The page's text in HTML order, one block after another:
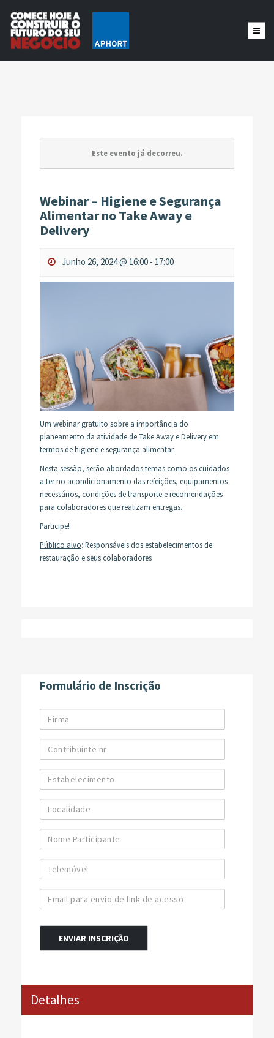
Este evento já decorreu.
Webinar – Higiene e Segurança
Alimentar no Take Away e
Delivery
Junho 26, 2024 @ 16:00 - 17:00
Um webinar gratuito sobre a importância do
planeamento da atividade de Take Away e Delivery em
termos de higiene e segurança alimentar.
Nesta sessão, serão abordados temas como os cuidados
a ter no acondicionamento das refeições, equipamentos
necessários, condições de transporte e recomendações
para colaboradores que realizam entregas.
Participe!
Público alvo: Responsáveis dos estabelecimentos de
restauração e seus colaboradores
Formulário de Inscrição
Firma
Contribuinte
Estabelecimento
Localidade
Participante
Telemóvel
para
de
de
Detalhes